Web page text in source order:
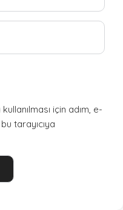
için adım, e-
tarayıcıya